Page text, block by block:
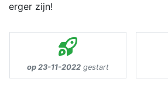
erger zijn!
op 23-11-2022 gestart